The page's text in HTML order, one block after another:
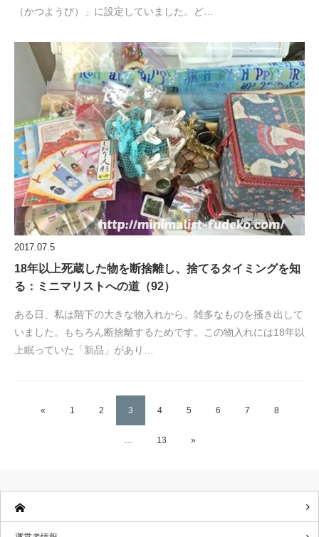
（かつようび）」に設定していました。ど…
2017.07.5
18年以上死蔵した物を断捨離し、捨てるタイミングを知
る：ミニマリストへの道（92）
ある日、私は階下の大きな物入れから、雑多なものを掻き出して
いました。もちろん断捨離するためです。この物入れには18年以
上眠っていた「新品」があり…
« 1 2 3 4 5 6 7 8
… 13 »